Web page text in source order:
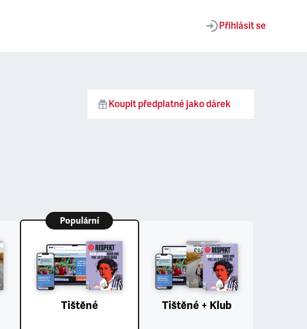
Přihlásit se
Koupit předplatné jako dárek
Populární
Tištěné Tištěné + Klub